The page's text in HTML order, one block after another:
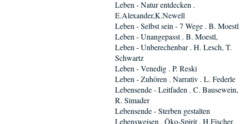
Leben - Natur entdecken .
E.Alexander,K.Newell
Leben - Selbst sein - 7 Wege . B. Moestl
Leben - Unangepasst . B. Moestl,
Leben - Unberechenbar . H. Lesch, T.
Schwartz
Leben - Venedig . P. Reski
Leben - Zuhören . Narrativ . L. Federle
Lebensende - Leitfaden . C. Bausewein,
R. Simader
Lebensende - Sterben gestalten
Lebensweisen . Öko-Spirit . H,Fischer,